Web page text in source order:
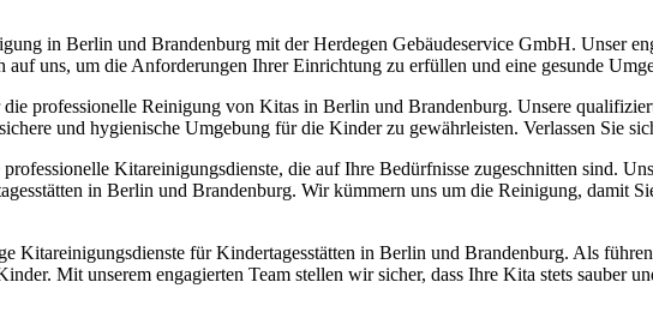
in Berlin und Brandenburg mit der Herdegen Gebäudeservice GmbH. Unser
auf uns, um die Anforderungen Ihrer Einrichtung zu erfüllen und eine gesunde
professionelle Reinigung von Kitas in Berlin und Brandenburg. Unsere
und hygienische Umgebung für die Kinder zu gewährleisten. Verlassen Sie
Kitareinigungsdienste, die auf Ihre Bedürfnisse zugeschnitten sind.
in Berlin und Brandenburg. Wir kümmern uns um die Reinigung, damit
Kitareinigungsdienste für Kindertagesstätten in Berlin und Brandenburg. Als
Mit unserem engagierten Team stellen wir sicher, dass Ihre Kita stets sauber